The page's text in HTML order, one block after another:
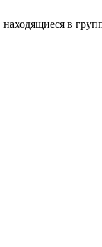
находящиеся в